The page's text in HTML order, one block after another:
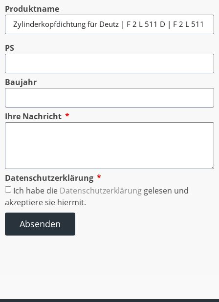
Produktname
PS
Baujahr
Ihre Nachricht
Datenschutzerklärung
Ich habe die Datenschutzerklärung gelesen und
akzeptiere sie hiermit.
Absenden